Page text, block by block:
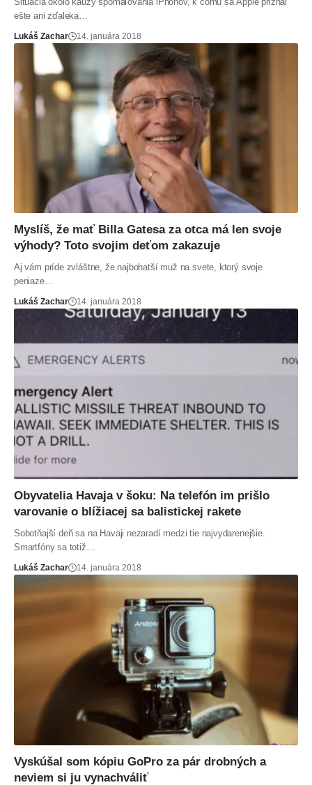
ešte ani zďaleka…
Lukáš Zachar 14. januára 2018
Myslíš, že mať Billa Gatesa za otca má len svoje
výhody? Toto svojim deťom zakazuje
Aj vám príde zvláštne, že najbohatší muž na svete, ktorý svoje
peniaze…
Lukáš Zachar 14. januára 2018
Obyvatelia Havaja v šoku: Na telefón im prišlo
varovanie o blížiacej sa balistickej rakete
Sobotňajší deň sa na Havaji nezaradí medzi tie najvydarenejšie.
Smartfóny sa totiž…
Lukáš Zachar 14. januára 2018
Vyskúšal som kópiu GoPro za pár drobných a
neviem si ju vynachváliť